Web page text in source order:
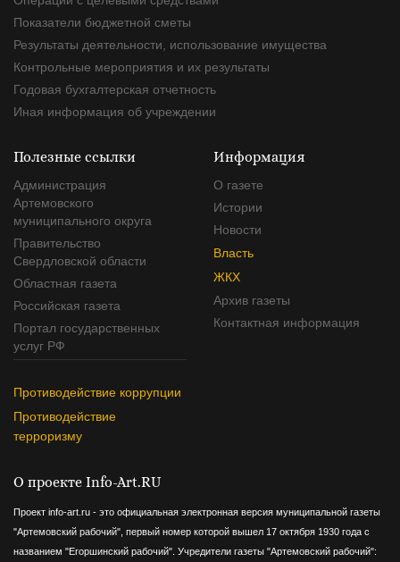
Показатели бюджетной сметы
Результаты деятельности, использование имущества
Контрольные мероприятия и их результаты
Годовая бухгалтерская отчетность
Иная информация об учреждении
Полезные ссылки
Администрация
Артемовского
муниципального округа
Правительство
Свердловской области
Областная газета
Российская газета
Портал государственных
услуг РФ
Противодействие коррупции
Противодействие
терроризму
Информация
О газете
Истории
Новости
Власть
ЖКХ
Архив газеты
Контактная информация
О проекте Info-Art.RU
Проект info-art.ru - это официальная электронная версия муниципальной газеты
"Артемовский рабочий", первый номер которой вышел 17 октября 1930 года с
названием "Егоршинский рабочий". Учредители газеты "Артемовский рабочий":